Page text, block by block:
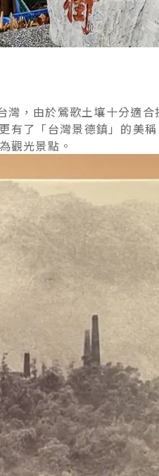
，由於鶯歌土壤十分適
有了「台灣景德鎮」的美
觀光景點。